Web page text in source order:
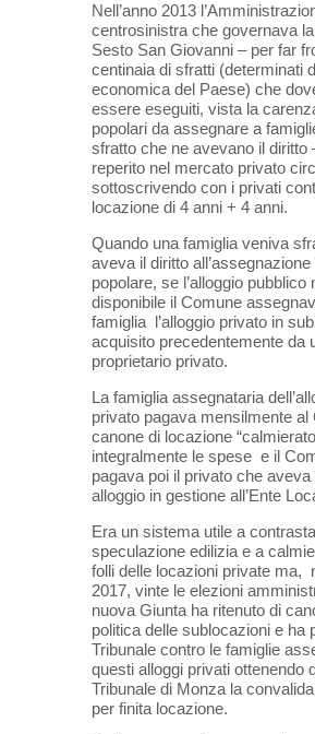
Nell’anno 2013
centrosinistra che governava
Sesto San Giovanni – per far
centinaia di sfratti (determinati
economica del Paese) che
essere eseguiti, vista la
popolari da assegnare a
sfratto che ne avevano il diritto
reperito nel mercato privato
sottoscrivendo con i privati
locazione di 4 anni + 4 anni.
Quando una famiglia veniva
aveva il diritto
popolare, se l’alloggio pubblico
disponibile il Comune
famiglia l’alloggio privato in
acquisito precedentemente da
proprietario privato.
La famiglia assegnataria
privato pagava mensilmente al
canone di locazione
integralmente le spese e il
pagava poi il privato che aveva
alloggio in gestione all’Ente
Era un sistema utile a
speculazione edilizia e a
folli delle locazioni private ma,
2017, vinte le elezioni
nuova Giunta ha ritenuto di
politica delle sublocazioni e ha
Tribunale contro le famiglie
questi alloggi privati ottenendo
Tribunale di Monza la
per finita locazione.